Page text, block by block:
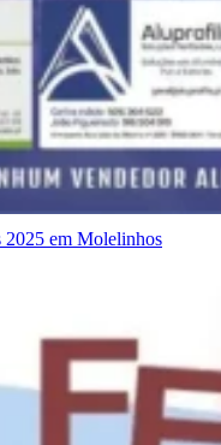
2025 em Molelinhos